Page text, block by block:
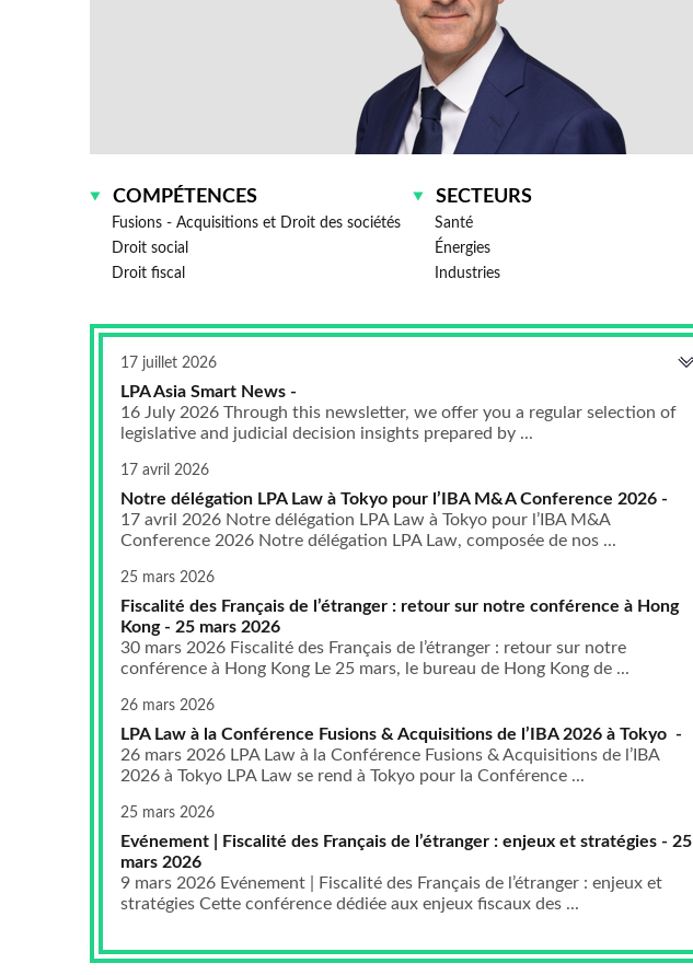
COMPÉTENCES
Fusions - Acquisitions et Droit des sociétés
Droit social
Droit fiscal
SECTEURS
Santé
Énergies
Industries
17 juillet 2026
LPA Asia Smart News -
16 July 2026 Through this newsletter, we offer you a regular selection of
legislative and judicial decision insights prepared by ...
17 avril 2026
Notre délégation LPA Law à Tokyo pour l’IBA M&A Conference 2026 -
17 avril 2026 Notre délégation LPA Law à Tokyo pour l’IBA M&A
Conference 2026 Notre délégation LPA Law, composée de nos ...
25 mars 2026
Fiscalité des Français de l’étranger : retour sur notre conférence à Hong
Kong - 25 mars 2026
30 mars 2026 Fiscalité des Français de l’étranger : retour sur notre
conférence à Hong Kong Le 25 mars, le bureau de Hong Kong de ...
26 mars 2026
LPA Law à la Conférence Fusions & Acquisitions de l’IBA 2026 à Tokyo -
26 mars 2026 LPA Law à la Conférence Fusions & Acquisitions de l’IBA
2026 à Tokyo LPA Law se rend à Tokyo pour la Conférence ...
25 mars 2026
Evénement | Fiscalité des Français de l’étranger : enjeux et stratégies - 25
mars 2026
9 mars 2026 Evénement | Fiscalité des Français de l’étranger : enjeux et
stratégies Cette conférence dédiée aux enjeux fiscaux des ...